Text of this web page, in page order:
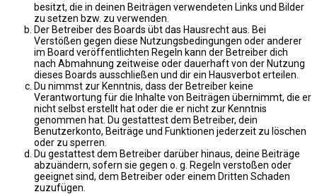
besitzt, die in deinen Beiträgen verwendeten Links und Bilder
zu setzen bzw. zu verwenden.
Der Betreiber des Boards übt das Hausrecht aus. Bei
Verstößen gegen diese Nutzungsbedingungen oder anderer
im Board veröffentlichten Regeln kann der Betreiber dich
nach Abmahnung zeitweise oder dauerhaft von der Nutzung
dieses Boards ausschließen und dir ein Hausverbot erteilen.
Du nimmst zur Kenntnis, dass der Betreiber keine
Verantwortung für die Inhalte von Beiträgen übernimmt, die er
nicht selbst erstellt hat oder die er nicht zur Kenntnis
genommen hat. Du gestattest dem Betreiber, dein
Benutzerkonto, Beiträge und Funktionen jederzeit zu löschen
oder zu sperren.
Du gestattest dem Betreiber darüber hinaus, deine Beiträge
abzuändern, sofern sie gegen o. g. Regeln verstoßen oder
geeignet sind, dem Betreiber oder einem Dritten Schaden
zuzufügen.